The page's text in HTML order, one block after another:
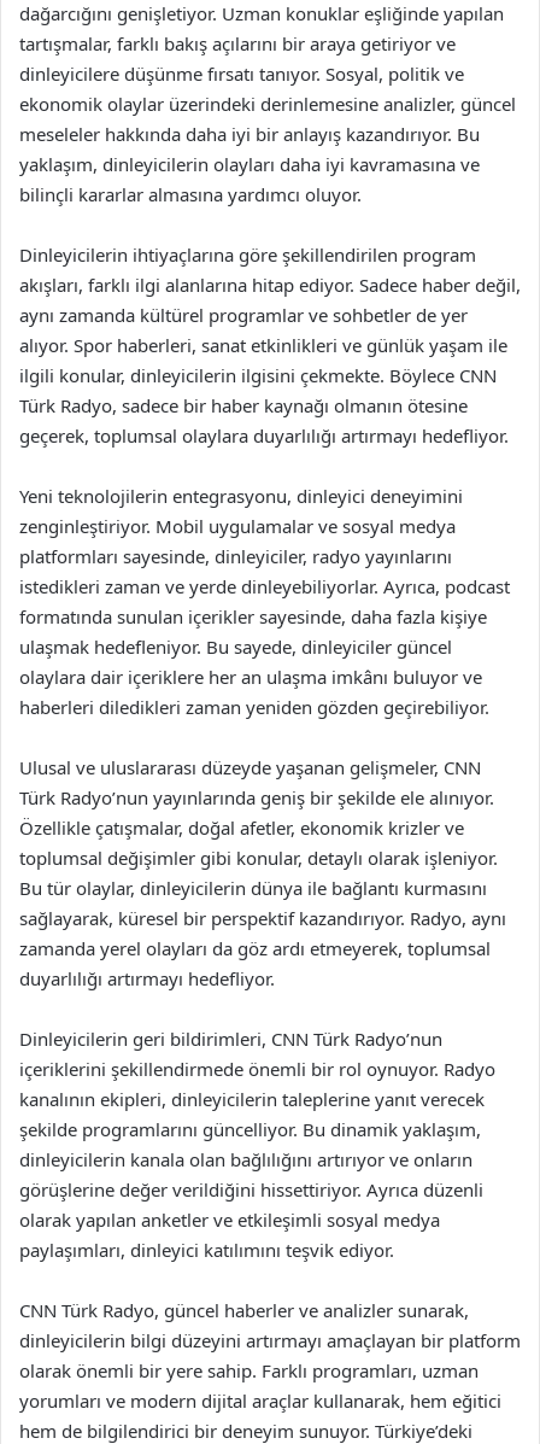
dağarcığını genişletiyor. Uzman konuklar eşliğinde yapılan
tartışmalar, farklı bakış açılarını bir araya getiriyor ve
dinleyicilere düşünme fırsatı tanıyor. Sosyal, politik ve
ekonomik olaylar üzerindeki derinlemesine analizler, güncel
meseleler hakkında daha iyi bir anlayış kazandırıyor. Bu
yaklaşım, dinleyicilerin olayları daha iyi kavramasına ve
bilinçli kararlar almasına yardımcı oluyor.
Dinleyicilerin ihtiyaçlarına göre şekillendirilen program
akışları, farklı ilgi alanlarına hitap ediyor. Sadece haber değil,
aynı zamanda kültürel programlar ve sohbetler de yer
alıyor. Spor haberleri, sanat etkinlikleri ve günlük yaşam ile
ilgili konular, dinleyicilerin ilgisini çekmekte. Böylece CNN
Türk Radyo, sadece bir haber kaynağı olmanın ötesine
geçerek, toplumsal olaylara duyarlılığı artırmayı hedefliyor.
Yeni teknolojilerin entegrasyonu, dinleyici deneyimini
zenginleştiriyor. Mobil uygulamalar ve sosyal medya
platformları sayesinde, dinleyiciler, radyo yayınlarını
istedikleri zaman ve yerde dinleyebiliyorlar. Ayrıca, podcast
formatında sunulan içerikler sayesinde, daha fazla kişiye
ulaşmak hedefleniyor. Bu sayede, dinleyiciler güncel
olaylara dair içeriklere her an ulaşma imkânı buluyor ve
haberleri diledikleri zaman yeniden gözden geçirebiliyor.
Ulusal ve uluslararası düzeyde yaşanan gelişmeler, CNN
Türk Radyo’nun yayınlarında geniş bir şekilde ele alınıyor.
Özellikle çatışmalar, doğal afetler, ekonomik krizler ve
toplumsal değişimler gibi konular, detaylı olarak işleniyor.
Bu tür olaylar, dinleyicilerin dünya ile bağlantı kurmasını
sağlayarak, küresel bir perspektif kazandırıyor. Radyo, aynı
zamanda yerel olayları da göz ardı etmeyerek, toplumsal
duyarlılığı artırmayı hedefliyor.
Dinleyicilerin geri bildirimleri, CNN Türk Radyo’nun
içeriklerini şekillendirmede önemli bir rol oynuyor. Radyo
kanalının ekipleri, dinleyicilerin taleplerine yanıt verecek
şekilde programlarını güncelliyor. Bu dinamik yaklaşım,
dinleyicilerin kanala olan bağlılığını artırıyor ve onların
görüşlerine değer verildiğini hissettiriyor. Ayrıca düzenli
olarak yapılan anketler ve etkileşimli sosyal medya
paylaşımları, dinleyici katılımını teşvik ediyor.
CNN Türk Radyo, güncel haberler ve analizler sunarak,
dinleyicilerin bilgi düzeyini artırmayı amaçlayan bir platform
olarak önemli bir yere sahip. Farklı programları, uzman
yorumları ve modern dijital araçlar kullanarak, hem eğitici
hem de bilgilendirici bir deneyim sunuyor. Türkiye’deki